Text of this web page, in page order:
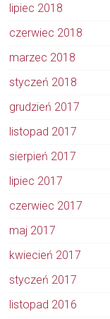
lipiec 2018
czerwiec 2018
marzec 2018
styczeń 2018
grudzień 2017
listopad 2017
sierpień 2017
lipiec 2017
czerwiec 2017
maj 2017
kwiecień 2017
styczeń 2017
listopad 2016